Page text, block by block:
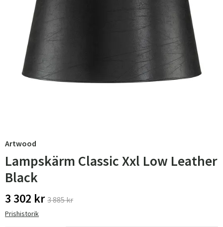
Artwood
Lampskärm Classic Xxl Low Leather
Black
3 302 kr 3 885 kr
Prishistorik